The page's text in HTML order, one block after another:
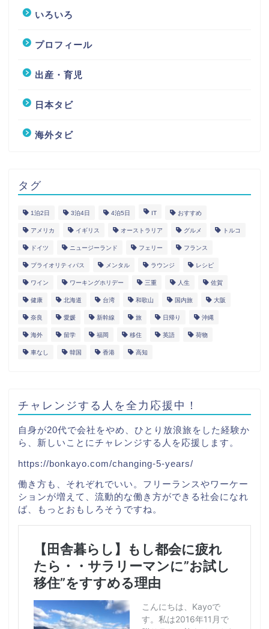
いろいろ
プロフィール
出産・育児
日本タビ
海外タビ
タグ
1泊2日 3泊4日 4泊5日 IT おすすめ
アメリカ イギリス オーストラリア グルメ トルコ
ドイツ ニュージーランド フェリー フランス
プライオリティパス メンタル ラウンジ レシピ
ワイン ワーキングホリデー 三重 人生 佐賀
健康 北海道 台湾 和歌山 国内旅 大阪
奈良 愛媛 新幹線 旅 日帰り 沖縄
海外 留学 福岡 移住 英語 荷物
車なし 韓国 香港 高知
チャレンジする人を全力応援中！
自身が20代で会社をやめ、ひとり放浪旅をした経験か
ら、新しいことにチャレンジする人を応援します。
https://bonkayo.com/changing-5-years/
働き方も、それぞれでいい。フリーランスやワーケー
ションが増えて、流動的な働き方ができる社会になれ
ば、もっとおもしろそうですね。